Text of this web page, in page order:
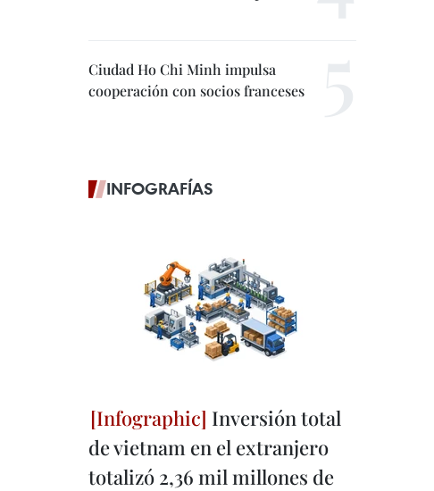
Ciudad Ho Chi Minh impulsa
cooperación con socios franceses
INFOGRAFÍAS
Inversión total
de vietnam en el extranjero
totalizó 2,36 mil millones de